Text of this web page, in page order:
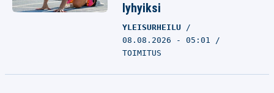
lyhyiksi
YLEISURHEILU
08.08.2026 - 05:01
TOIMITUS